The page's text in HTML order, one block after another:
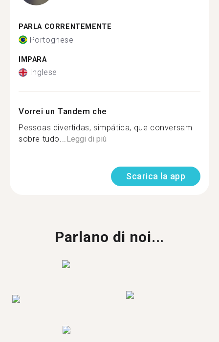
PARLA CORRENTEMENTE
Portoghese
IMPARA
Inglese
Vorrei un Tandem che
Pessoas divertidas, simpática, que conversam
sobre tudo...Leggi di più
Scarica la app
Parlano di noi...